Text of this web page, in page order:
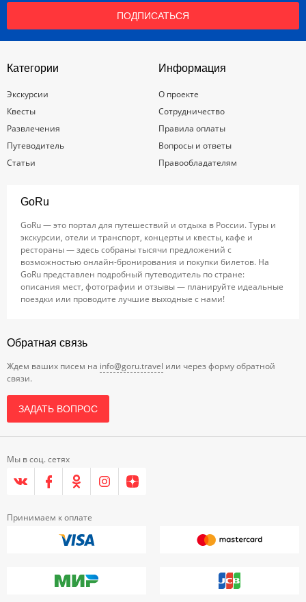
ПОДПИСАТЬСЯ
Категории
Экскурсии
Квесты
Развлечения
Путеводитель
Статьи
Информация
О проекте
Сотрудничество
Правила оплаты
Вопросы и ответы
Правообладателям
GoRu
GoRu — это портал для путешествий и отдыха в России. Туры и
экскурсии, отели и транспорт, концерты и квесты, кафе и
рестораны — здесь собраны тысячи предложений с
возможностью онлайн-бронирования и покупки билетов. На
GoRu представлен подробный путеводитель по стране:
описания мест, фотографии и отзывы — планируйте идеальные
поездки или проводите лучшие выходные с нами!
Обратная связь
Ждем ваших писем на info@goru.travel или через форму обратной
связи.
ЗАДАТЬ ВОПРОС
Мы в соц. сетях
Принимаем к оплате